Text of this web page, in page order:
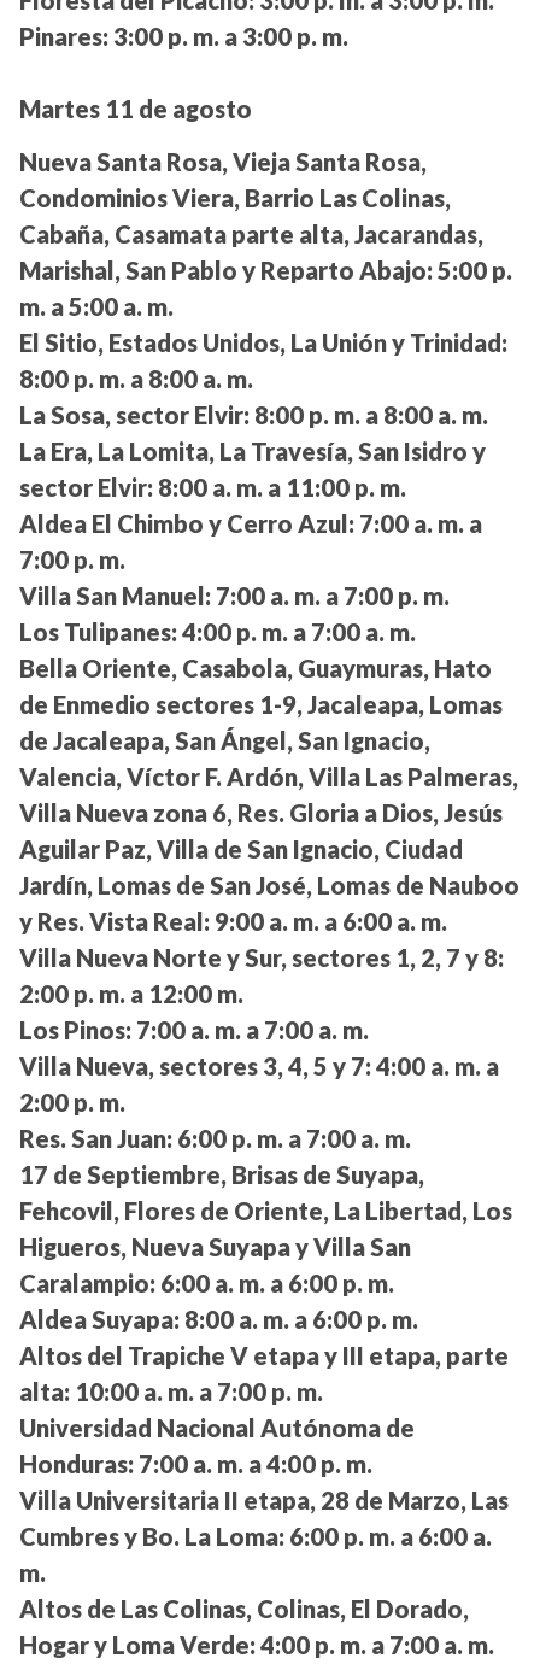
Pinares: 3:00 p. m. a 3:00 p. m.
Martes 11 de agosto
Nueva Santa Rosa, Vieja Santa Rosa,
Condominios Viera, Barrio Las Colinas,
Cabaña, Casamata parte alta, Jacarandas,
Marishal, San Pablo y Reparto Abajo: 5:00 p.
m. a 5:00 a. m.
El Sitio, Estados Unidos, La Unión y Trinidad:
8:00 p. m. a 8:00 a. m.
La Sosa, sector Elvir: 8:00 p. m. a 8:00 a. m.
La Era, La Lomita, La Travesía, San Isidro y
sector Elvir: 8:00 a. m. a 11:00 p. m.
Aldea El Chimbo y Cerro Azul: 7:00 a. m. a
7:00 p. m.
Villa San Manuel: 7:00 a. m. a 7:00 p. m.
Los Tulipanes: 4:00 p. m. a 7:00 a. m.
Bella Oriente, Casabola, Guaymuras, Hato
de Enmedio sectores 1-9, Jacaleapa, Lomas
de Jacaleapa, San Ángel, San Ignacio,
Valencia, Víctor F. Ardón, Villa Las Palmeras,
Villa Nueva zona 6, Res. Gloria a Dios, Jesús
Aguilar Paz, Villa de San Ignacio, Ciudad
Jardín, Lomas de San José, Lomas de Nauboo
y Res. Vista Real: 9:00 a. m. a 6:00 a. m.
Villa Nueva Norte y Sur, sectores 1, 2, 7 y 8:
2:00 p. m. a 12:00 m.
Los Pinos: 7:00 a. m. a 7:00 a. m.
Villa Nueva, sectores 3, 4, 5 y 7: 4:00 a. m. a
2:00 p. m.
Res. San Juan: 6:00 p. m. a 7:00 a. m.
17 de Septiembre, Brisas de Suyapa,
Fehcovil, Flores de Oriente, La Libertad, Los
Higueros, Nueva Suyapa y Villa San
Caralampio: 6:00 a. m. a 6:00 p. m.
Aldea Suyapa: 8:00 a. m. a 6:00 p. m.
Altos del Trapiche V etapa y III etapa, parte
alta: 10:00 a. m. a 7:00 p. m.
Universidad Nacional Autónoma de
Honduras: 7:00 a. m. a 4:00 p. m.
Villa Universitaria II etapa, 28 de Marzo, Las
Cumbres y Bo. La Loma: 6:00 p. m. a 6:00 a.
m.
Altos de Las Colinas, Colinas, El Dorado,
Hogar y Loma Verde: 4:00 p. m. a 7:00 a. m.